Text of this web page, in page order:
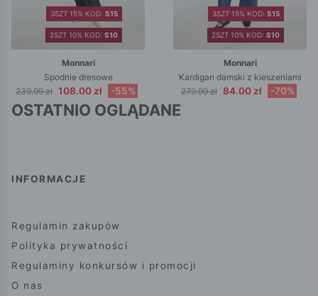
2SZT 10% KOD: S10
3SZT 15% KOD: S15
Monnari
Spodnie dresowe
239.99 zł 108.00 zł -55%
2SZT 10% KOD: S10
3SZT 15% KOD: S15
Monnari
Kardigan damski z kieszeniami
279.99 zł 84.00 zł -70%
OSTATNIO OGLĄDANE
INFORMACJE
Regulamin zakupów
Polityka prywatności
Regulaminy konkursów i promocji
O nas